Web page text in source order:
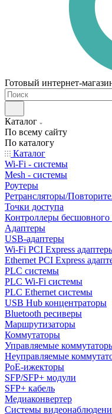
Готовый интернет-
Каталог
По всему сайту
По каталогу
Каталог
Wi-Fi - системы
Mesh - системы
Роутеры
Ретрансляторы/
Точки доступа
Контроллеры бесшовного
Адаптеры
USB-адаптеры
Wi-Fi PCI Express
Ethernet PCI Express
PLC системы
PLC Wi-Fi системы
PLC Ethernet системы
USB Hub концентраторы
Bluetooth ресиверы
Маршрутизаторы
Коммутаторы
Управляемые
Неуправляемые
PoE-ижекторы
SFP/SFP+ модули
SFP+ кабель
Медиаконвертер
Системы